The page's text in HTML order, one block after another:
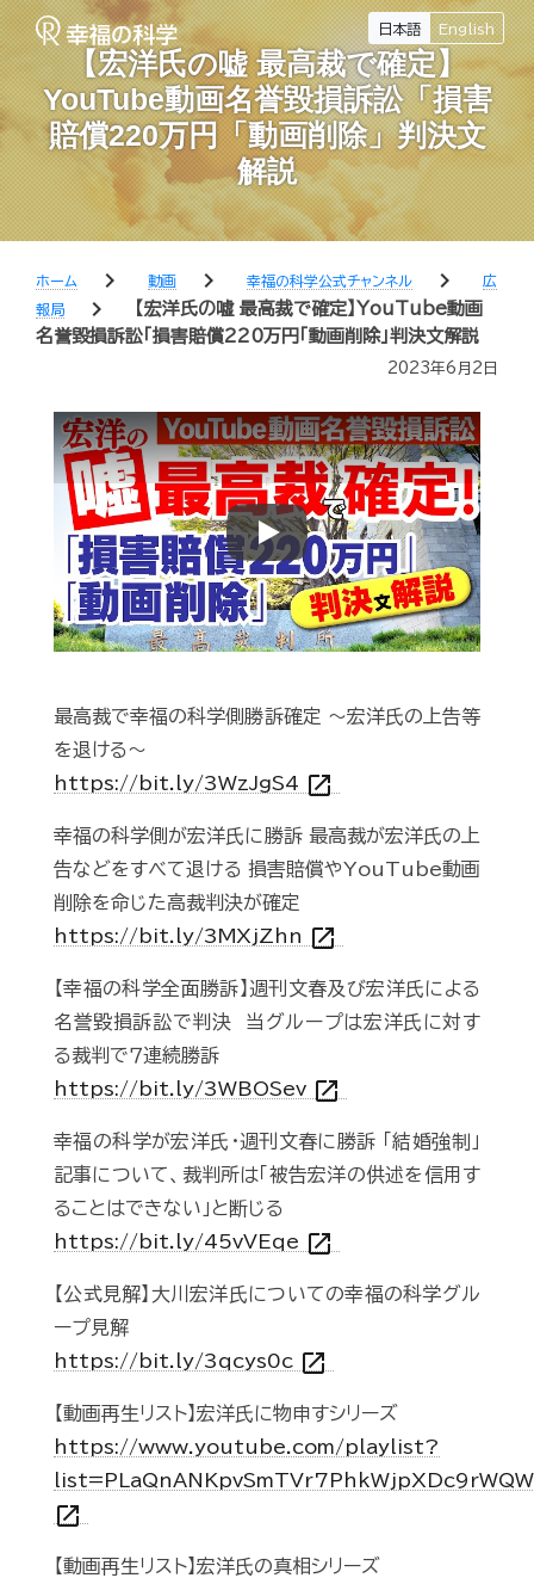
日本語 English
【宏洋氏の嘘 最高裁で確定】
YouTube動画名誉毀損訴訟「損害
賠償220万円「動画削除」判決文
解説
ホーム chevron_right 動画 chevron_right 幸福の科学公式チャンネル chevron_right
広
報局
chevron_right
【宏洋氏の嘘 最高裁で確定】YouTube動画
名誉毀損訴訟「損害賠償220万円「動画削除」判決文解説
2023年6月2日
Play
最高裁で幸福の科学側勝訴確定 ～宏洋氏の上告等
を退ける～
https://bit.ly/3WzJgS4 open_in_new
幸福の科学側が宏洋氏に勝訴 最高裁が宏洋氏の上
告などをすべて退ける 損害賠償やYouTube動画
削除を命じた高裁判決が確定
https://bit.ly/3MXjZhn open_in_new
【幸福の科学全面勝訴】週刊文春及び宏洋氏による
名誉毀損訴訟で判決 当グループは宏洋氏に対す
る裁判で７連続勝訴
https://bit.ly/3WBOSev open_in_new
幸福の科学が宏洋氏・週刊文春に勝訴 「結婚強制」
記事について、裁判所は「被告宏洋の供述を信用す
ることはできない」と断じる
https://bit.ly/45vVEqe open_in_new
【公式見解】大川宏洋氏についての幸福の科学グル
ープ見解
https://bit.ly/3qcys0c open_in_new
【動画再生リスト】宏洋氏に物申すシリーズ
https://www.youtube.com/playlist?
open_in_new
【動画再生リスト】宏洋氏の真相シリーズ